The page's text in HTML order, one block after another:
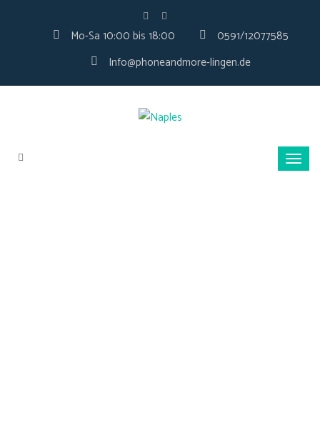
Mo-Sa 10:00 bis 18:00
0591/12077585
Info@phoneandmore-lingen.de